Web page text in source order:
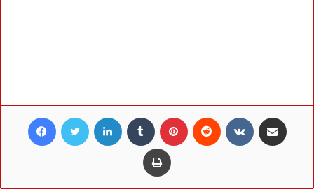
Facebook Twitter LinkedIn Tumblr Pinterest Reddit VKontakte
Print